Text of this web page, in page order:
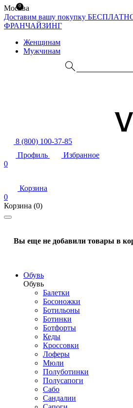
Москва
Доставим вашу покупку
ФРАНЧАЙЗИНГ
Женщинам
Мужчинам
8 (800) 100-37-85
Профиль
Избранное
0
Корзина
0
Корзина (0)
Вы еще не добавили товары в
Обувь
Обувь
Балетки
Босоножки
Ботильоны
Ботинки
Ботфорты
Кеды
Кроссовки
Лоферы
Мюли
Полуботинки
Полусапоги
Сабо
Сандалии
0